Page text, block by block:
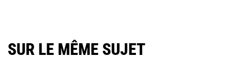
SUR LE MÊME SUJET